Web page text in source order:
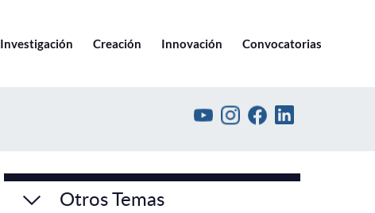
Investigación Creación Innovación Convocatorias
Otros Temas